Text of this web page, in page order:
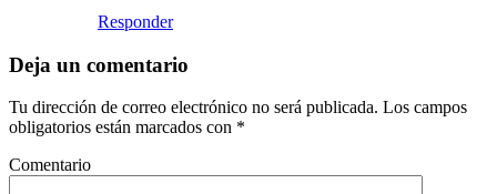
Responder
Deja un comentario
Tu dirección de correo electrónico no será publicada. Los campos
obligatorios están marcados con *
Comentario